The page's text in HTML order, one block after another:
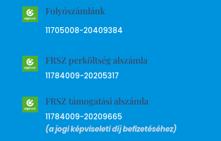
Folyószámlánk
11705008-20409384
FRSZ perköltség alszámla
11784009-20205317
FRSZ támogatási alszámla
11784009-20209665
(a jogi képviseleti díj befizetéséhez)